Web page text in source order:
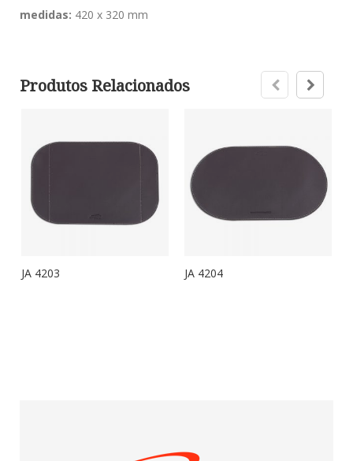
medidas: 420 x 320 mm
Produtos Relacionados
JA 4203 JA 4204